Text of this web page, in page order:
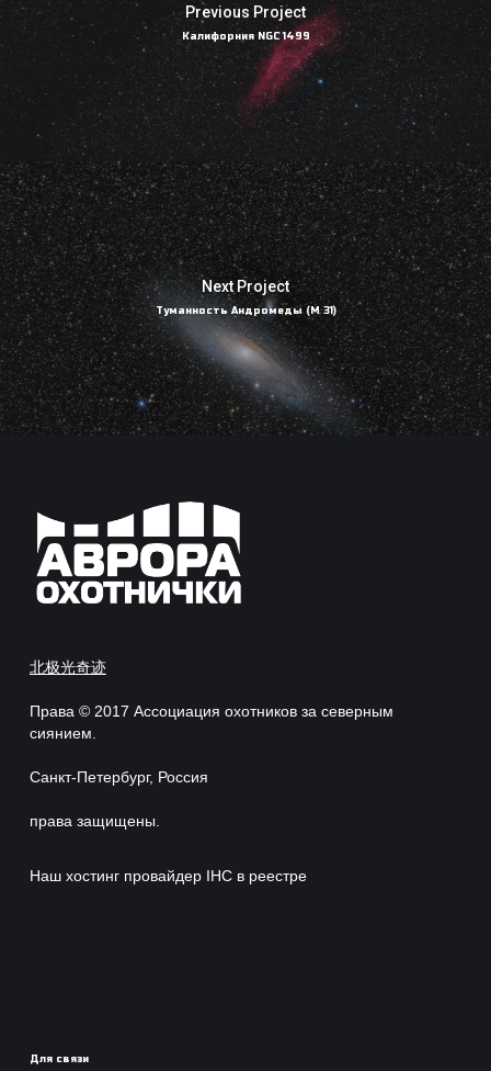
Previous Project
Калифорния NGC 1499
Next Project
Туманность Андромеды (M 31)
北极光奇迹
Права © 2017 Ассоциация охотников за северным
сиянием.
Санкт-Петербург, Россия
права защищены.
Наш хостинг провайдер IHC в реестре
Для связи